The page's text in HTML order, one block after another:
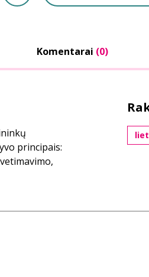
Komentarai (0)
principais: